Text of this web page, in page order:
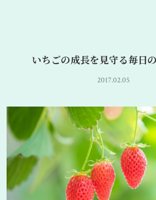
いちごの成長を見守る毎日
2017.02.05